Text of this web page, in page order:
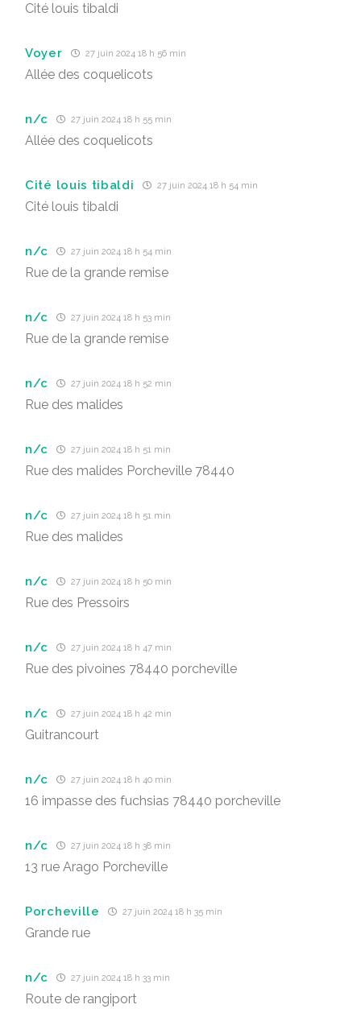
Cité louis tibaldi
Voyer 27 juin 2024 18 h 56 min
Allée des coquelicots
n/c 27 juin 2024 18 h 55 min
Allée des coquelicots
Cité louis tibaldi 27 juin 2024 18 h 54 min
Cité louis tibaldi
n/c 27 juin 2024 18 h 54 min
Rue de la grande remise
n/c 27 juin 2024 18 h 53 min
Rue de la grande remise
n/c 27 juin 2024 18 h 52 min
Rue des malides
n/c 27 juin 2024 18 h 51 min
Rue des malides Porcheville 78440
n/c 27 juin 2024 18 h 51 min
Rue des malides
n/c 27 juin 2024 18 h 50 min
Rue des Pressoirs
n/c 27 juin 2024 18 h 47 min
Rue des pivoines 78440 porcheville
n/c 27 juin 2024 18 h 42 min
Guitrancourt
n/c 27 juin 2024 18 h 40 min
16 impasse des fuchsias 78440 porcheville
n/c 27 juin 2024 18 h 38 min
13 rue Arago Porcheville
Porcheville 27 juin 2024 18 h 35 min
Grande rue
n/c 27 juin 2024 18 h 33 min
Route de rangiport